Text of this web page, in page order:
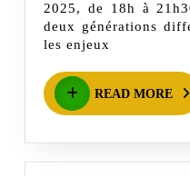
2025, de 18h à
deux générations
les enjeux
READ MORE